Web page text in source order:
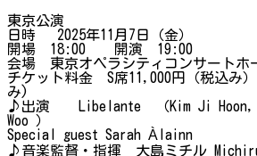
東京公演
日時 2025年11月7日（
開場 18:00 開演 19:00
会場 東京オペラシティコンサートホ
チケット料金 S席11,000円（税込み
み)
♪出演 Libelante （Kim Ji Hoon,
Woo ）
Special guest Sarah Àlainn
♪音楽監督・指揮 大島ミチル